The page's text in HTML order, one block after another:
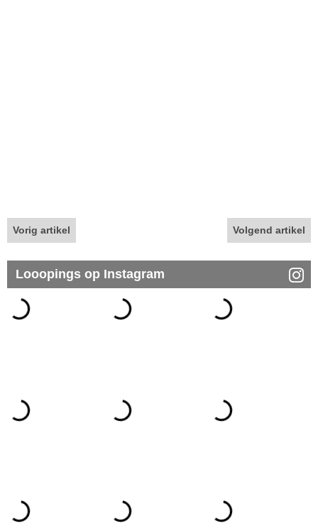
Vorig artikel Volgend artikel
Looopings op Instagram